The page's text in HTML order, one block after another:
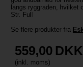
langs ryggraden, hvilket
Str. Full
Se flere produkter fra
559,00 DKK
(inkl. moms)